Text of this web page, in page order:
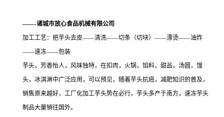
——-诸城市放心食品机械有限公司
加工工艺：把芋头去皮——清洗——切条（切块）——漂烫——油炸
——速冻——包装
芋头，芳香怡人，风味独特，在扣肉，火锅，馅料，甜品，汤圆，馒
头，冰淇淋中广泛应用，可以预见，随着芋头抗癌，减肥知识的普及，
销售原来越好，工厂化加工芋头势在必行，芋头多产于南方，速冻芋头
制品大量销往国外。